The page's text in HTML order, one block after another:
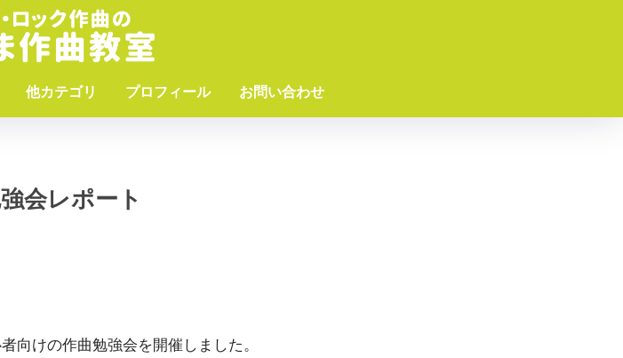
他カテゴリ プロフィール お問い合わせ
会レポート
向けの作曲勉強会を開催しました。